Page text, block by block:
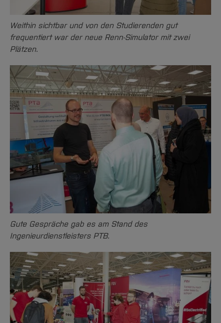
Weithin sichtbar und von den Studierenden gut
frequentiert war der neue Renn-Simulator mit zwei
Plätzen.
Gute Gespräche gab es am Stand des
Ingenieurdienstleisters PTB.